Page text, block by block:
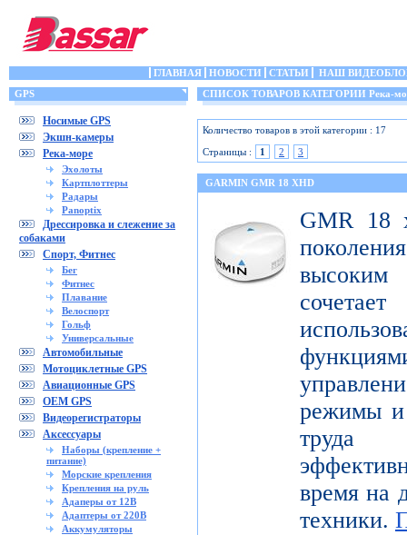
ГЛАВНАЯ НОВОСТИ СТАТЬИ
НАШ
GPS
Носимые GPS
Экшн-камеры
Река-море
Эхолоты
Картплоттеры
Радары
Panoptix
Дрессировка и слежение за
собаками
Спорт, Фитнес
Бег
Фитнес
Плавание
Велоспорт
Гольф
Универсальные
Автомобильные
Мотоциклетные GPS
Авиационные GPS
OEM GPS
Видеорегистраторы
Аксессуары
Наборы (крепление +
питание)
Морские крепления
Крепления на руль
Адаперы от 12В
Адаптеры от 220В
Аккумуляторы
СПИСОК ТОВАРОВ КАТЕГОРИИ Река-
Количество товаров в этой категории : 17
Страницы :
1 2 3
GARMIN GMR 18 XHD
GMR 18
высоким
режимы и
труда
время на
техники.